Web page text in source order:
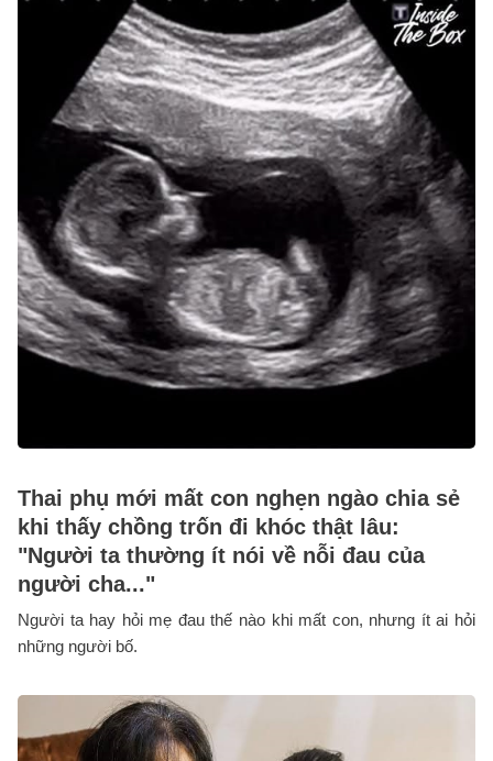
Thai phụ mới mất con nghẹn ngào chia sẻ
khi thấy chồng trốn đi khóc thật lâu:
"Người ta thường ít nói về nỗi đau của
người cha..."
Người ta hay hỏi mẹ đau thế nào khi mất con, nhưng ít ai hỏi
những người bố.